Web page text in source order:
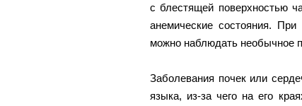
с блестящей поверхностью
анемические состояния.
можно наблюдать необычное
Заболевания почек или
языка, из-за чего на его